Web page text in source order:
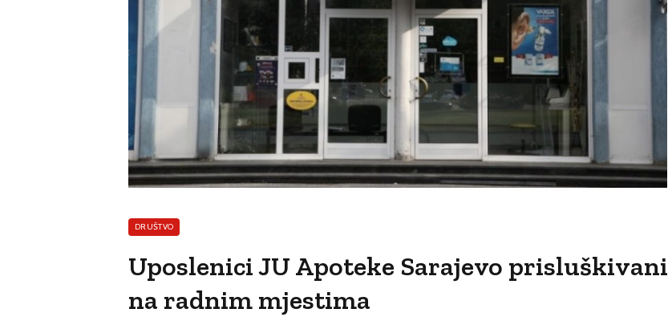
DRUŠTVO
Uposlenici JU Apoteke Sarajevo prisluškivani
na radnim mjestima